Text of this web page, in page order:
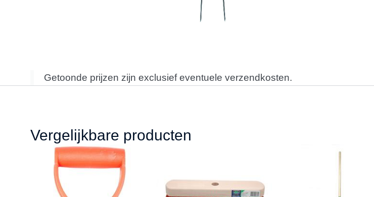
Getoonde prijzen zijn exclusief eventuele verzendkosten.
Vergelijkbare producten